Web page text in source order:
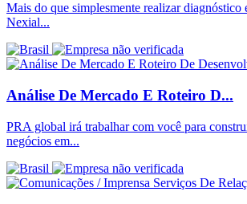
Mais do que simplesmente realizar diagnóstico
Nexial...
Análise De Mercado E Roteiro D...
PRA global irá trabalhar com você para
negócios em...